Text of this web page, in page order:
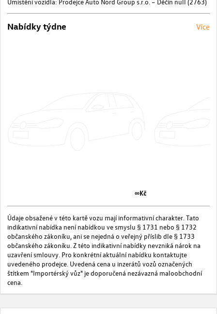
Nabídky týdne Více
∞Kč
Údaje obsažené v této kartě vozu mají informativní charakter. Tato
indikativní nabídka není nabídkou ve smyslu § 1731 nebo § 1732
občanského zákoníku, ani se nejedná o veřejný příslib dle § 1733
občanského zákoníku. Z této indikativní nabídky nevzniká nárok na
uzavření smlouvy. Pro konkrétní aktuální nabídku kontaktujte
uvedeného prodejce. Uvedená cena u inzerátů vozů označených
štítkem "Importérský vůz" je doporučená nezávazná maloobchodní
cena.